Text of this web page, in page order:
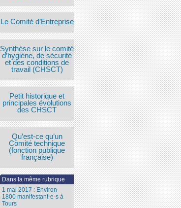
Le Comité d’Entreprise
Synthèse sur le comité
d’hygiène, de sécurité
et des conditions de
travail (CHSCT)
Petit historique et
principales évolutions
des CHSCT
Qu’est-ce qu’un
Comité technique
(fonction publique
française)
Dans la même rubrique
1 mai 2017 : Environ
1800 manifestant-e-s à
Tours